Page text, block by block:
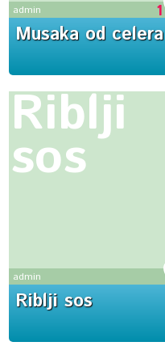
admin 1
Musaka od celera
Riblji
sos
admin
Riblji sos